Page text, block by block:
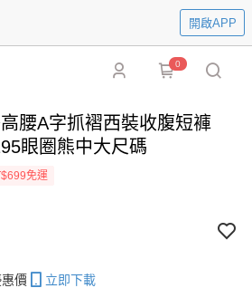
開啟APP
0
腰A字抓褶西裝收腹短褲
眼圈熊中大尺碼
免運
價 立即下載